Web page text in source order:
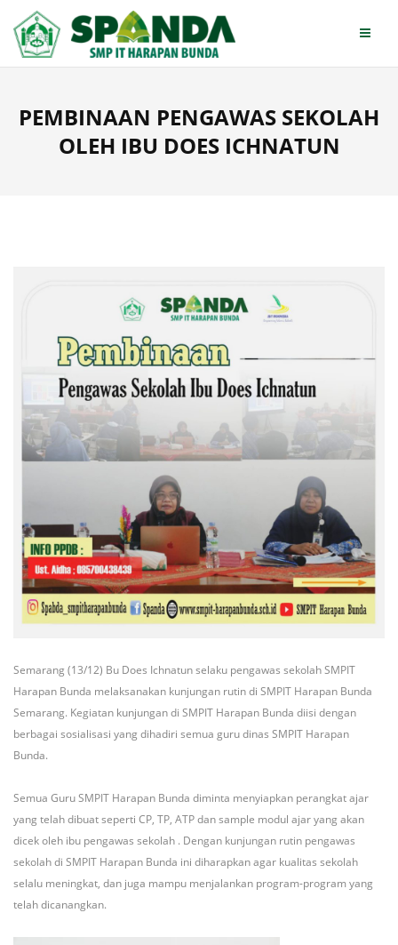
content
PEMBINAAN PENGAWAS SEKOLAH
OLEH IBU DOES ICHNATUN
Semarang (13/12) Bu Does Ichnatun selaku pengawas sekolah SMPIT
Harapan Bunda melaksanakan kunjungan rutin di SMPIT Harapan Bunda
Semarang. Kegiatan kunjungan di SMPIT Harapan Bunda diisi dengan
berbagai sosialisasi yang dihadiri semua guru dinas SMPIT Harapan
Bunda.
Semua Guru SMPIT Harapan Bunda diminta menyiapkan perangkat ajar
yang telah dibuat seperti CP, TP, ATP dan sample modul ajar yang akan
dicek oleh ibu pengawas sekolah . Dengan kunjungan rutin pengawas
sekolah di SMPIT Harapan Bunda ini diharapkan agar kualitas sekolah
selalu meningkat, dan juga mampu menjalankan program-program yang
telah dicanangkan.